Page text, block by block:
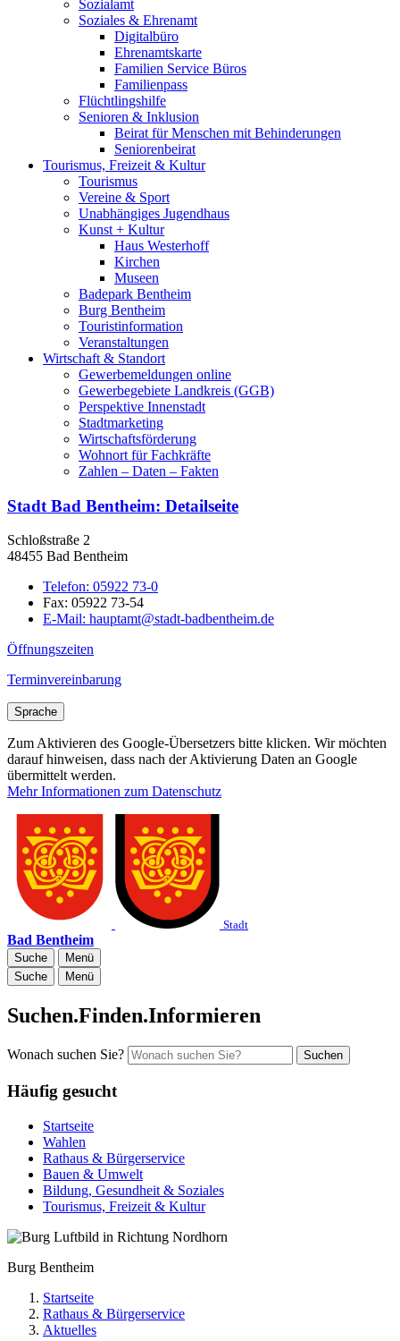
Sozialamt
Soziales & Ehrenamt
Digitalbüro
Ehrenamtskarte
Familien Service Büros
Familienpass
Flüchtlingshilfe
Senioren & Inklusion
Beirat für Menschen mit Behinderungen
Seniorenbeirat
Tourismus, Freizeit & Kultur
Tourismus
Vereine & Sport
Unabhängiges Jugendhaus
Kunst + Kultur
Haus Westerhoff
Kirchen
Museen
Badepark Bentheim
Burg Bentheim
Touristinformation
Veranstaltungen
Wirtschaft & Standort
Gewerbemeldungen online
Gewerbegebiete Landkreis (GGB)
Perspektive Innenstadt
Stadtmarketing
Wirtschaftsförderung
Wohnort für Fachkräfte
Zahlen – Daten – Fakten
Stadt Bad Bentheim: Detailseite
Schloßstraße 2
48455 Bad Bentheim
Telefon: 05922 73-0
Fax: 05922 73-54
E-Mail: hauptamt@stadt-badbentheim.de
Öffnungszeiten
Terminvereinbarung
Sprache
Zum Aktivieren des Google-Übersetzers bitte klicken. Wir möchten
darauf hinweisen, dass nach der Aktivierung Daten an Google
übermittelt werden.
Mehr Informationen zum Datenschutz
Stadt
Bad Bentheim
Suche
Menü
Suche
Menü
Suchen.Finden.Informieren
Wonach suchen Sie? Suchen
Häufig gesucht
Startseite
Wahlen
Rathaus & Bürgerservice
Bauen & Umwelt
Bildung, Gesundheit & Soziales
Tourismus, Freizeit & Kultur
Burg Bentheim
Startseite
Rathaus & Bürgerservice
Aktuelles